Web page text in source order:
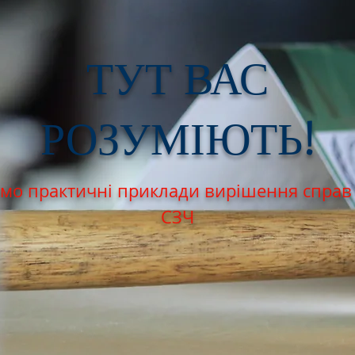
ТУТ ВАС
РОЗУМІЮТЬ!
практичні приклади вирішення
СЗЧ